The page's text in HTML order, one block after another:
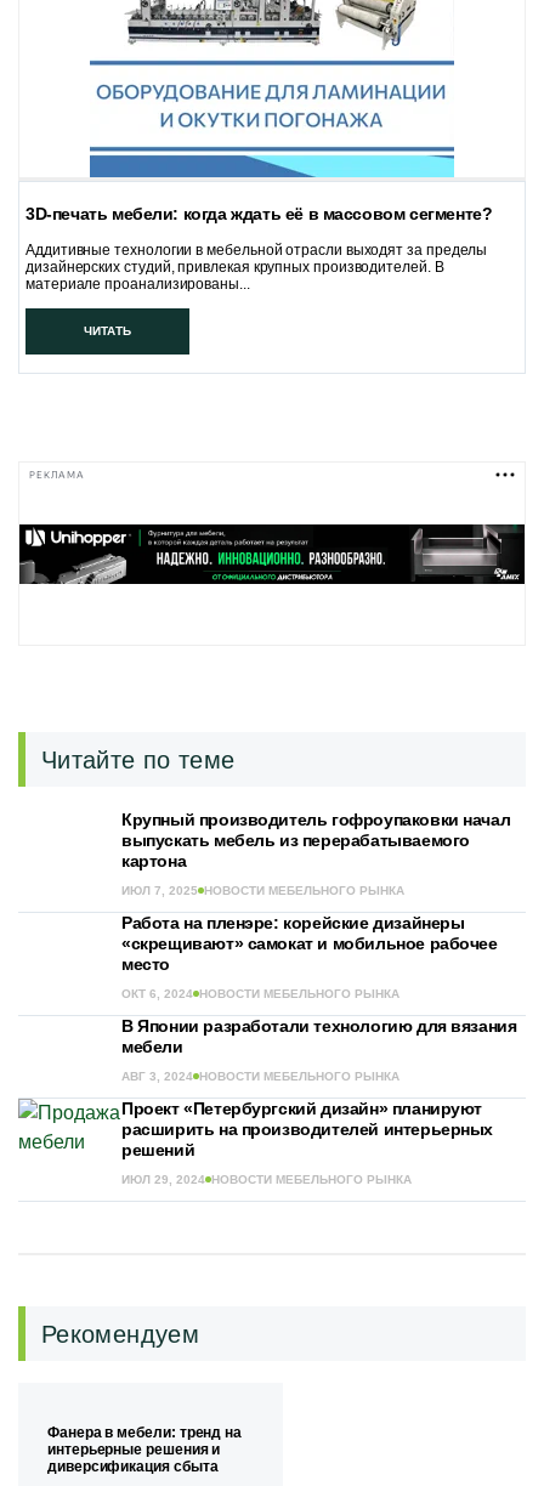
3D-печать мебели: когда ждать её в массовом сегменте?
Аддитивные технологии в мебельной отрасли выходят за пределы
дизайнерских студий, привлекая крупных производителей. В
материале проанализированы...
ЧИТАТЬ
РЕКЛАМА
Читайте по теме
Крупный производитель гофроупаковки начал
выпускать мебель из перерабатываемого
картона
ИЮЛ 7, 2025 НОВОСТИ МЕБЕЛЬНОГО РЫНКА
Работа на пленэре: корейские дизайнеры
«скрещивают» самокат и мобильное рабочее
место
ОКТ 6, 2024 НОВОСТИ МЕБЕЛЬНОГО РЫНКА
В Японии разработали технологию для вязания
мебели
АВГ 3, 2024 НОВОСТИ МЕБЕЛЬНОГО РЫНКА
Проект «Петербургский дизайн» планируют
расширить на производителей интерьерных
решений
ИЮЛ 29, 2024 НОВОСТИ МЕБЕЛЬНОГО РЫНКА
Рекомендуем
Фанера в мебели: тренд на
интерьерные решения и
диверсификация сбыта